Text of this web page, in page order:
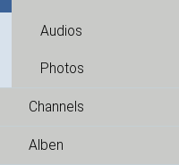
Audios
Photos
Channels
Alben